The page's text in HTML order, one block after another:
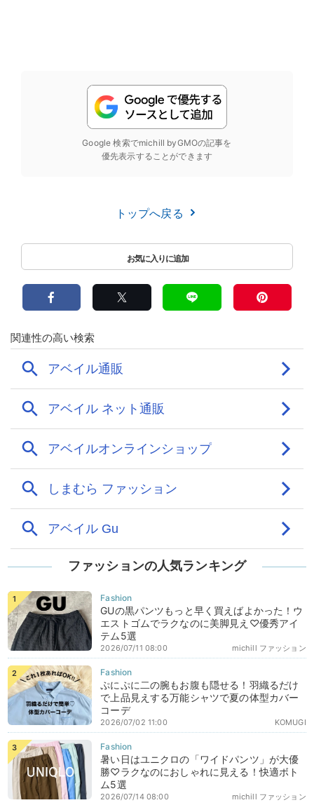
Google 検索でmichill byGMOの記事を
優先表示することができます
トップへ戻る
ファッションの人気ランキング
GUの黒パンツもっと早く買えばよかった！ウ
エストゴムでラクなのに美脚見え♡優秀アイ
テム5選
michill ファッション
2026/07/11 08:00
ぷにぷに二の腕もお腹も隠せる！羽織るだけ
で上品見えする万能シャツで夏の体型カバー
コーデ
KOMUGI
2026/07/02 11:00
暑い日はユニクロの「ワイドパンツ」が大優
勝♡ラクなのにおしゃれに見える！快適ボト
ム5選
michill ファッション
2026/07/14 08:00